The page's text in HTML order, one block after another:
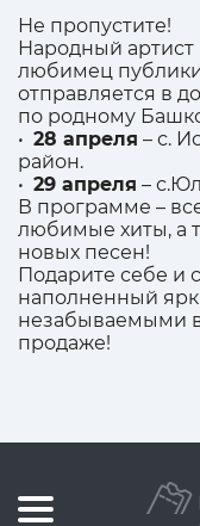
Не пропустите!
Народный
любимец
отправляется в
по родному
• 28 апреля – с.
район.
• 29 апреля –
В программе –
любимые хиты, а
новых песен!
Подарите себе и
наполненный
незабываемыми
продаже!